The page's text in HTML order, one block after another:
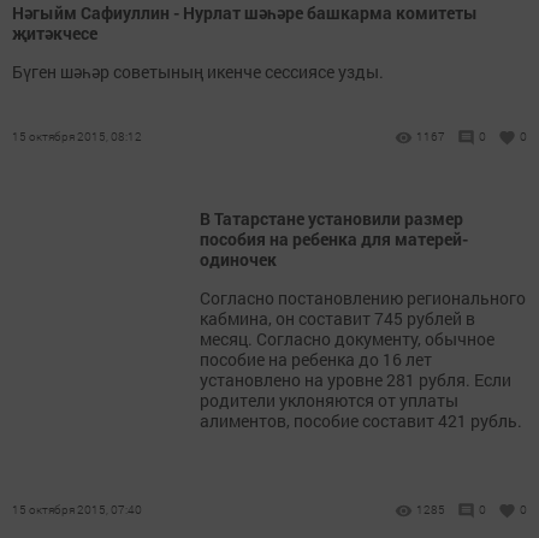
Нәгыйм Сафиуллин - Нурлат шәһәре башкарма комитеты
җитәкчесе
Бүген шәһәр советының икенче сессиясе узды.
15 октября 2015, 08:12 1167 0 0
В Татарстане установили размер
пособия на ребенка для матерей-
одиночек
Согласно постановлению регионального
кабмина, он составит 745 рублей в
месяц. Согласно документу, обычное
пособие на ребенка до 16 лет
установлено на уровне 281 рубля. Если
родители уклоняются от уплаты
алиментов, пособие составит 421 рубль.
15 октября 2015, 07:40 1285 0 0